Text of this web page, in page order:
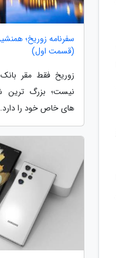
سفرنامه زوریخ؛
(قسمت اول)
زوریخ فقط مقر
نیست؛ بزرگ ترین
های خاص خود را دارد.